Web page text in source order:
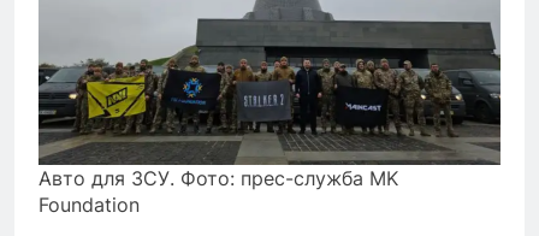
Авто для ЗСУ. Фото: прес-служба MK
Foundation